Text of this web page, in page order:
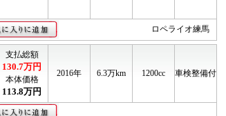
ロペライオ練馬
支払総額
130.7万円
本体価格
113.8万円
2016年 6.3万km 1200cc 車検整備付